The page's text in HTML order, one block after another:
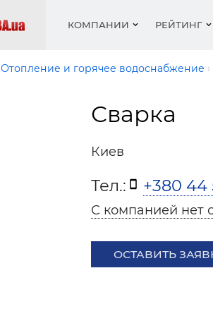
КОМПАНИИ
Котлы
РЕЙТИНГ
Работа
Разное
Холод,
Котлы
Монтаж
Акции
Фото
Отопление и горячее водоснабжение
Сварка
Киев
Тел.: +380 44
С компанией нет
ОСТАВИТЬ